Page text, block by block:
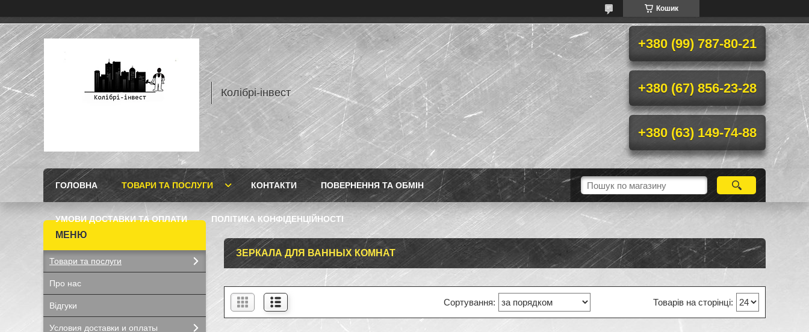
Кошик
Колібрі-інвест
+380 (99) 787-80-21
+380 (67) 856-23-28
+380 (63) 149-74-88
ГОЛОВНА ТОВАРИ ТА ПОСЛУГИ КОНТАКТИ ПОВЕРНЕННЯ ТА ОБМІН
УМОВИ ДОСТАВКИ ТА ОПЛАТИ ПОЛІТИКА КОНФІДЕНЦІЙНОСТІ
ЗЕРКАЛА ДЛЯ ВАННЫХ КОМНАТ
Товари та послуги
Про нас
Відгуки
Условия доставки и оплаты